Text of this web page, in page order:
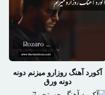
آکورد آهنگ روزارو میزنم دونه
دونه ورق